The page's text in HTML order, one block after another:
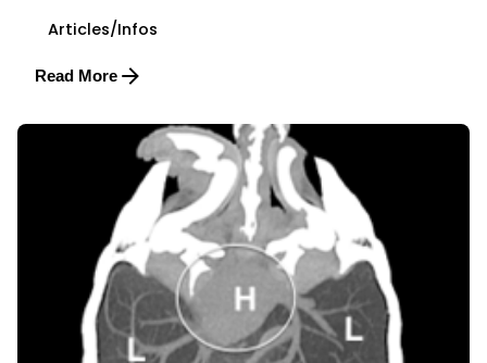
Articles/Infos
Read More